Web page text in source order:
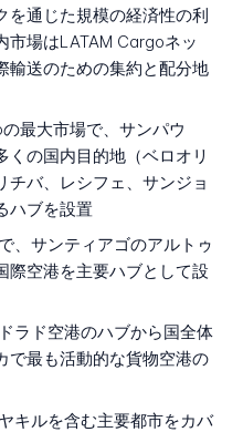
を通じた規模の経済性の利
市場はLATAM Cargoネッ
輸送のための集約と配分地
最大市場で、サンパウ
くの国内目的地（ベロオリ
チバ、レシフェ、サンジョ
ハブを設置
、サンティアゴのアルトゥ
際空港を主要ハブとして設
ラド空港のハブから国全体
で最も活動的な貨物空港の
キルを含む主要都市をカバ